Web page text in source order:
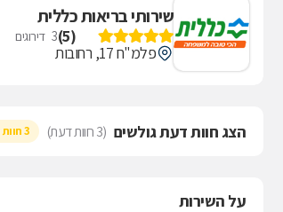
שירותי בריאות כללית
(
5
)
3 דירוגים
פלמ"ח 17, רחובות
הצג חוות דעת גולשים (3 חוות דעת) 3 חוות דעת
על השירות